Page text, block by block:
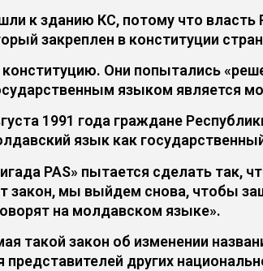
к зданию КС, потому что власть
закреплен в конституции
Они попытались
языком является
1991 года граждане
язык как
PAS» пытается сделать так,
закон, мы выйдем снова, чтобы
на молдавском языке».
такой закон об изменении
других